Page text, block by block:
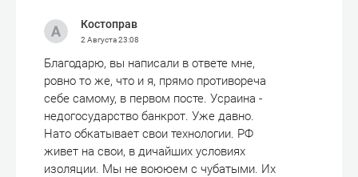
Костоправ
2 Августа23:08
Благодарю, вы написали в ответе мне,
ровно то же, что и я, прямо противореча
себе самому, в первом посте. Усраина -
недогосударство банкрот. Уже давно.
Нато обкатывает свои технологии. РФ
живет на свои, в дичайших условиях
изоляции. Мы не воююем с чубатыми. Их